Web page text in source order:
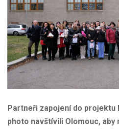
Partneři zapojení do projektu
photo navštívili Olomouc, aby